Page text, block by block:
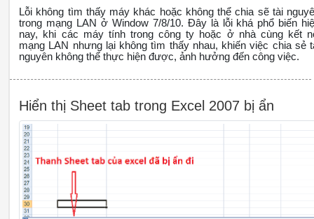
Lỗi không tìm thấy máy khác hoặc không thể chia sẽ tài
trong mạng LAN ở Window 7/8/10. Đây là lỗi khá phổ biến
nay, khi các máy tính trong công ty hoặc ở nhà cùng kết
mạng LAN nhưng lại không tìm thấy nhau, khiến việc chia sẻ
nguyên không thể thực hiện được, ảnh hưởng đến công việc.
Hiển thị Sheet tab trong Excel 2007 bị ẩn